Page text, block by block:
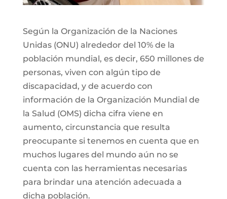
Según la Organización de la Naciones
Unidas (ONU) alrededor del 10% de la
población mundial, es decir, 650 millones de
personas, viven con algún tipo de
discapacidad, y de acuerdo con
información de la Organización Mundial de
la Salud (OMS) dicha cifra viene en
aumento, circunstancia que resulta
preocupante si tenemos en cuenta que en
muchos lugares del mundo aún no se
cuenta con las herramientas necesarias
para brindar una atención adecuada a
dicha población.